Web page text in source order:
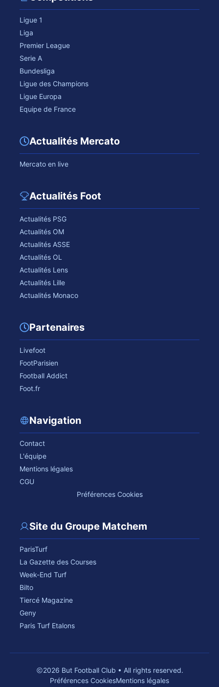
Ligue 1
Liga
Premier League
Serie A
Bundesliga
Ligue des Champions
Ligue Europa
Equipe de France
Actualités Mercato
Mercato en live
Actualités Foot
Actualités PSG
Actualités OM
Actualités ASSE
Actualités OL
Actualités Lens
Actualités Lille
Actualités Monaco
Partenaires
Livefoot
FootParisien
Football Addict
Foot.fr
Navigation
Contact
L'équipe
Mentions légales
CGU
Préférences Cookies
Site du Groupe Matchem
ParisTurf
La Gazette des Courses
Week-End Turf
Bilto
Tiercé Magazine
Geny
Paris Turf Etalons
2026 But Football Club • All rights reserved.
Préférences CookiesMentions légales